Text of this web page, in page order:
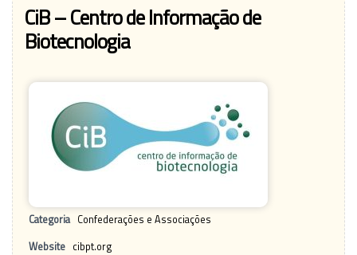
CiB – Centro de Informação de
Biotecnologia
Categoria Confederações e Associações
Website cibpt.org